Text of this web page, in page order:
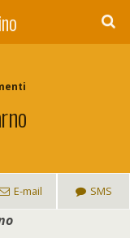
E-mail SMS